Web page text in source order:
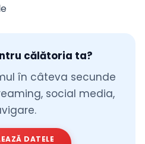
călătoria ta?
în câteva secunde
social media,
DATELE